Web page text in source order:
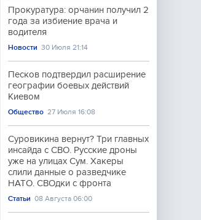
Прокуратура: орчанин получил 2
года за избиение врача и
водителя
Новости 30 Июля 21:14
Песков подтвердил расширение
географии боевых действий
Киевом
Общество 27 Июля 16:08
Суровикина вернут? Три главных
инсайда с СВО. Русские дроны
уже на улицах Сум. Хакеры
слили данные о разведчике
НАТО. СВОдки с фронта
Статьи 08 Августа 06:00